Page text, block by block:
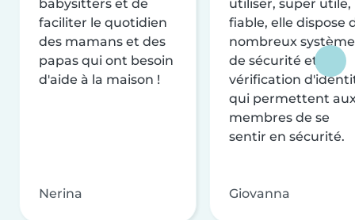
babysitters et de
faciliter le quotidien
des mamans et des
papas qui ont besoin
d'aide à la maison !
Nerina
utiliser, super utile,
fiable, elle dispose
nombreux
de sécurité et de
vérification
qui permettent
membres de se
sentir en sécurité.
Giovanna